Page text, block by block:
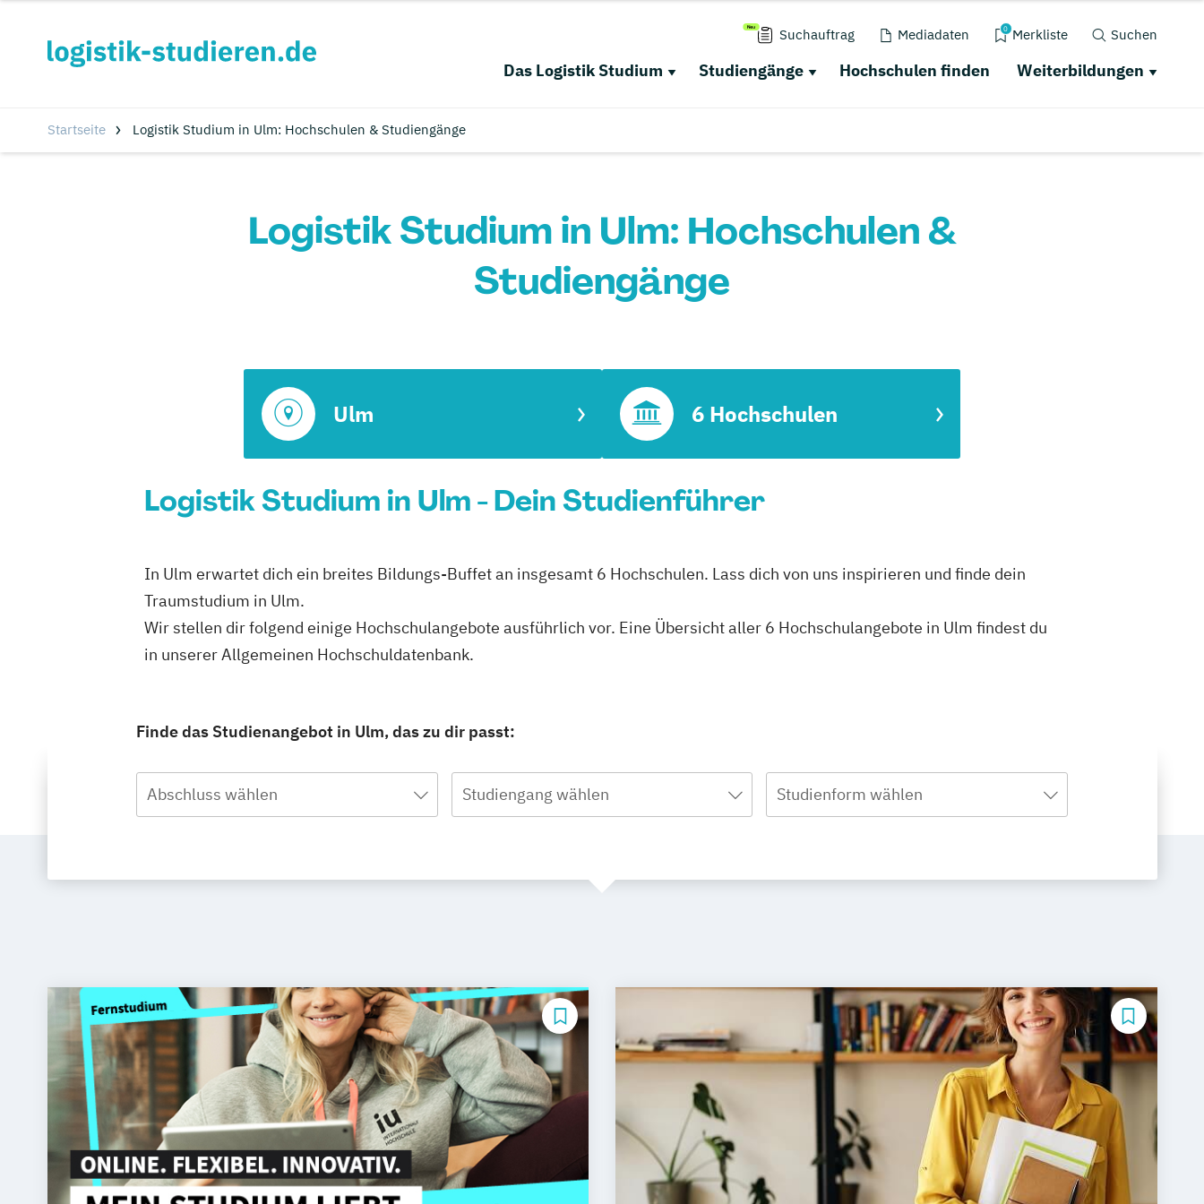
Suchauftrag Mediadaten 0 Merkliste Suchen
Das Logistik Studium Studiengänge Hochschulen finden Weiterbildungen
Startseite Logistik Studium in Ulm: Hochschulen & Studiengänge
Logistik Studium in Ulm: Hochschulen &
Studiengänge
Ulm 6 Hochschulen
Logistik Studium in Ulm - Dein Studienführer
In Ulm erwartet dich ein breites Bildungs-Buffet an insgesamt 6 Hochschulen. Lass dich von uns inspirieren und finde dein
Traumstudium in Ulm.
Wir stellen dir folgend einige Hochschulangebote ausführlich vor. Eine Übersicht aller 6 Hochschulangebote in Ulm findest du
in unserer Allgemeinen Hochschuldatenbank.
Finde das Studienangebot in Ulm, das zu dir passt:
Abschluss wählen Studiengang wählen Studienform wählen